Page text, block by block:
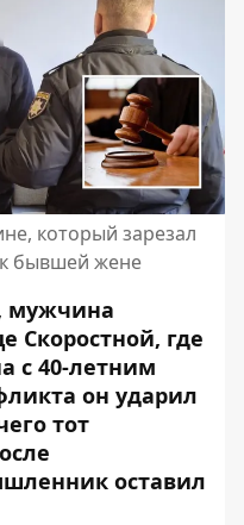
который зарезал
к бывшей жене
мужчина
Скоростной, где
с 40-летним
он ударил
тот
оставил